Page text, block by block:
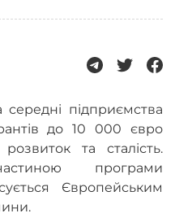
середні підприємства
до 10 000 євро
та сталість.
програми
Європейським